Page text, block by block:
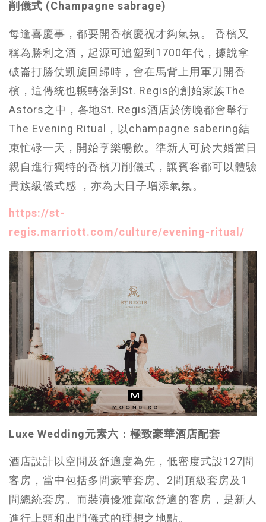
削儀式 (Champagne sabrage)
每逢喜慶事，都要開香檳慶祝才夠氣氛。 香檳又
稱為勝利之酒，起源可追塑到1700年代，據說拿
破崙打勝仗凱旋回歸時，會在馬背上用軍刀開香
檳，這傳統也輾轉落到St. Regis的創始家族The
Astors之中，各地St. Regis酒店於傍晚都會舉行
The Evening Ritual，以champagne sabering結
束忙碌一天，開始享樂暢飲。準新人可於大婚當日
親自進行獨特的香檳刀削儀式，讓賓客都可以體驗
貴族級儀式感 ，亦為大日子增添氣氛。
https://st-
regis.marriott.com/culture/evening-ritual/
Luxe Wedding元素六：極致豪華酒店配套
酒店設計以空間及舒適度為先，低密度式設127間
客房，當中包括多間豪華套房、2間頂級套房及1
間總統套房。而裝演優雅寬敞舒適的客房，是新人
進行上頭和出門儀式的理想之地點。